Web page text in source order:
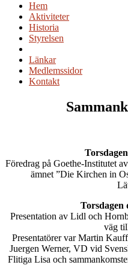
Hem
Aktiviteter
Historia
Styrelsen
Länkar
Medlemssidor
Kontakt
Föredrag på Goethe-Institutet
ämnet ”Die Kirchen in
Torsdagen
Presentation av Lidl och
väg
Presentatörer var Martin
Juergen Werner, VD vid
Flitiga Lisa och